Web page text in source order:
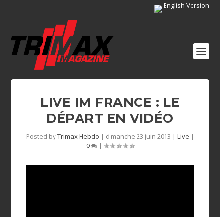
English Version
LIVE IM FRANCE : LE
DÉPART EN VIDÉO
Posted byTrimax Hebdo | dimanche 23 juin 2013 | Live |
0
|